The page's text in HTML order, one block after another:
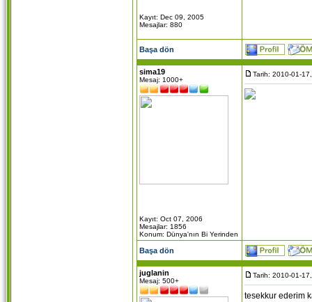
Kayıt: Dec 09, 2005
Mesajlar: 880
Başa dön
sima19
Mesaj: 1000+
Kayıt: Oct 07, 2006
Mesajlar: 1856
Konum: Dünya'nın Bi Yerinden
Tarih: 2010-01-
Başa dön
juglanin
Mesaj: 500+
Tarih: 2010-01-
tesekkur ederim